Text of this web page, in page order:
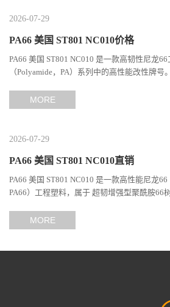
2026-07-29
PA66 美国 ST801 NC010价格
PA66 美国 ST801 NC010 是一款高韧性尼龙
（Polyamide，PA）系列中的高性能改性牌
MORE
2026-07-29
PA66 美国 ST801 NC010直销
PA66 美国 ST801 NC010 是一款高性能尼龙
PA66）工程塑料，属于 超韧增强型聚酰胺66
MORE